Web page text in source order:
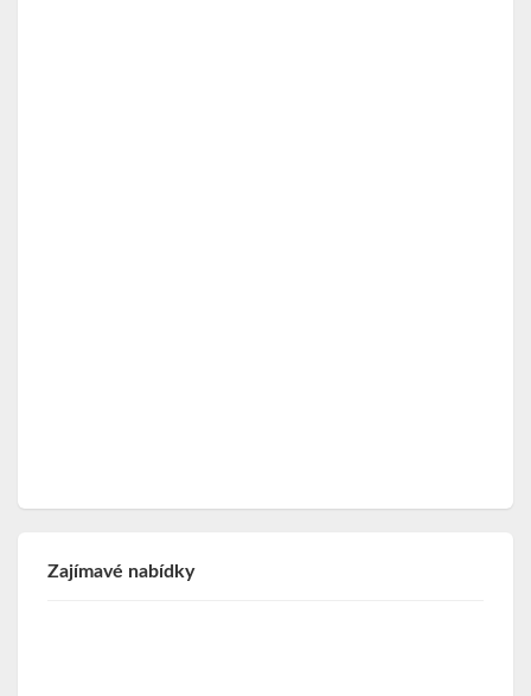
Zajímavé nabídky